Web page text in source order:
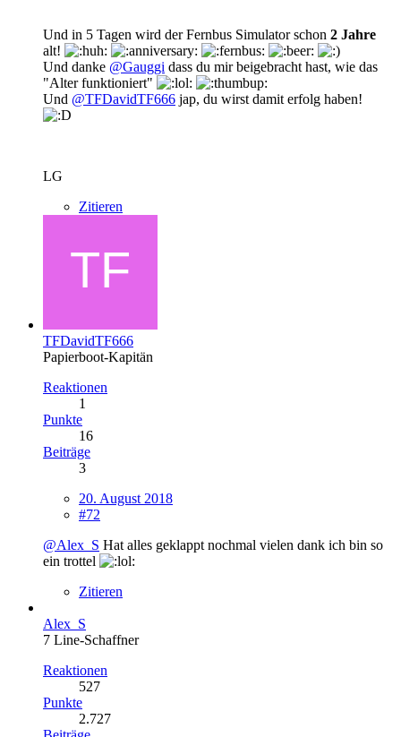
Und in 5 Tagen wird der Fernbus Simulator schon 2 Jahre
alt!
Und danke @Gauggi dass du mir beigebracht hast, wie das
"Alter funktioniert"
Und @TFDavidTF666 jap, du wirst damit erfolg haben!
LG
Zitieren
TFDavidTF666
Papierboot-Kapitän
Reaktionen
1
Punkte
16
Beiträge
3
20. August 2018
#72
@Alex_S Hat alles geklappt nochmal vielen dank ich bin so
ein trottel
Zitieren
Alex_S
7 Line-Schaffner
Reaktionen
527
Punkte
2.727